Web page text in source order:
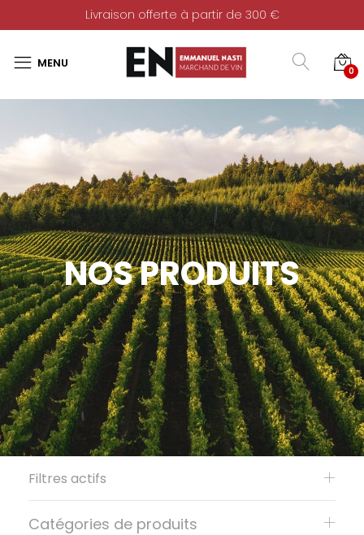
Livraison offerte à partir de 300 €
0
NOS PRODUITS
Filtres actifs
Catégories de produits